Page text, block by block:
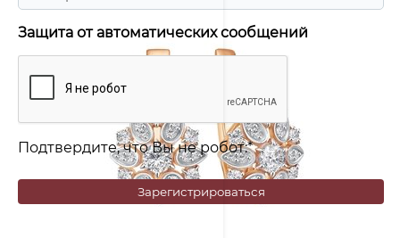
Защита от автоматических сообщений
Подтвердите, что Вы не робот:*
Зарегистрироваться